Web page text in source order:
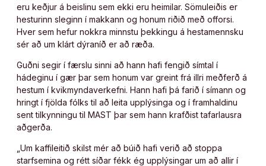
eru keðjur á beislinu sem ekki eru heimilar. Sömuleiðis er
hesturinn sleginn í makkann og honum riðið með offorsi.
Hver sem hefur nokkra minnstu þekkingu á hestamennsku
sér að um klárt dýraníð er að ræða.
Guðni segir í færslu sinni að hann hafi fengið símtal í
hádeginu í gær þar sem honum var greint frá illri meðferð á
hestum í kvikmyndaverkefni. Hann hafi þá farið í símann og
hringt í fjölda fólks til að leita upplýsinga og í framhaldinu
sent tilkynningu til MAST þar sem hann krafðist tafarlausra
aðgerða.
„Um kaffileitið skilst mér að búið hafi verið að stoppa
starfsemina og rétt síðar fékk ég upplýsingar um að allir í